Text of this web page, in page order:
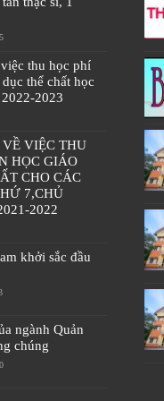
thu học phí
thể chất học
2023
VIỆC THU
HỌC GIÁO
CHO CÁC
7,CHỦ
2022
khởi sắc đầu
ngành Quản
chúng